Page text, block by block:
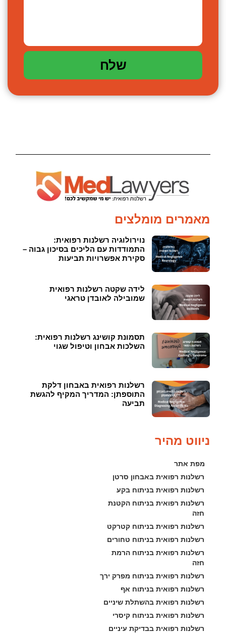
שלח
מאמרים מומלצים
נוירולוגיה רשלנות רפואית:
התמודדות עם הליכים בסיכון גבוה –
סקירת אפשרויות תביעות
לידה שקטה רשלנות רפואית
שמובילה לאובדן טראגי
תסמונת קושינג רשלנות רפואית:
השלכות אבחון וטיפול שגוי
רשלנות רפואית באבחון דלקת
התוספתן: המדריך המקיף להגשת
תביעה
ניווט מהיר
מפת אתר
רשלנות רפואית באבחון סרטן
רשלנות רפואית בניתוח בקע
רשלנות רפואית בניתוח הקטנת
חזה
רשלנות רפואית בניתוח קטרקט
רשלנות רפואית בניתוח טחורים
רשלנות רפואית בניתוח הרמת
חזה
רשלנות רפואית בניתוח מפרק ירך
רשלנות רפואית בניתוח אף
רשלנות רפואית בהשתלת שיניים
רשלנות רפואית בניתוח קיסרי
רשלנות רפואית בבדיקת עיניים